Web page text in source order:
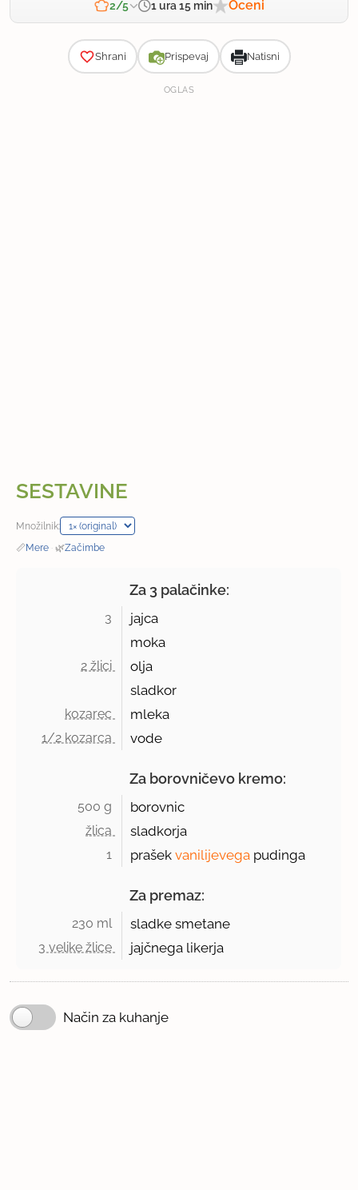
2/5 1 ura 15 min Oceni
Shrani Prispevaj Natisni
OGLAS
SESTAVINE
Množilnik:
📏Mere · 🌿Začimbe
Za 3 palačinke:
3
jajca
moka
2 žlici
olja
sladkor
kozarec mleka
1/2 kozarca vode
Za borovničevo kremo:
500 g borovnic
žlica sladkorja
1 prašekvanilijevega pudinga
Za premaz:
230 ml sladke smetane
3 velike žlice jajčnega likerja
Način za kuhanje